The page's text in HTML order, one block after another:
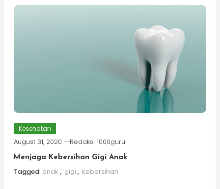
Kesehatan
August 31, 2020 Redaksi 1000guru
Menjaga Kebersihan Gigi Anak
Tagged anak , gigi , kebersihan